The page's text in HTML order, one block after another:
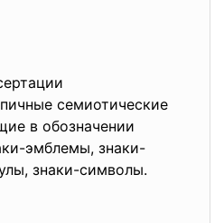
семиотические
в обозначении
эмблемы, знаки-
знаки-символы.